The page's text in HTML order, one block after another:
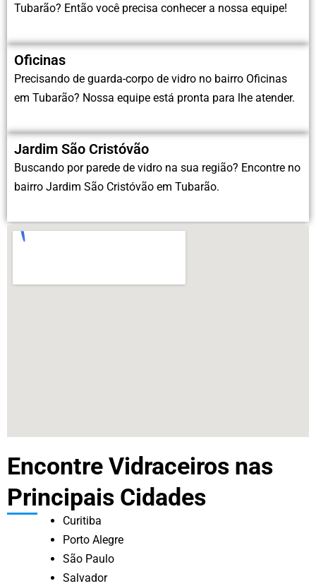
Tubarão? Então você precisa conhecer a nossa equipe!
Oficinas
Precisando de guarda-corpo de vidro no bairro Oficinas
em Tubarão? Nossa equipe está pronta para lhe atender.
Jardim São Cristóvão
Buscando por parede de vidro na sua região? Encontre no
bairro Jardim São Cristóvão em Tubarão.
Encontre Vidraceiros nas
Principais Cidades
Curitiba
Porto Alegre
São Paulo
Salvador